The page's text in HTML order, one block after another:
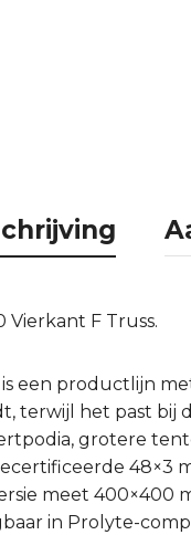
Vierkant F Truss.
is een productlijn
terwijl het past
grotere
48×3
meet
in Prolyte-